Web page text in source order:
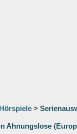
Hörspiele >
Ahnungslose (